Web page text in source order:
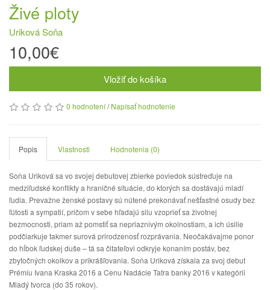
Živé ploty
Uriková Soňa
10,00€
Vložiť do košíka
0 hodnotení/Napísať hodnotenie
Popis Vlastnosti Hodnotenia (0)
Soňa Uriková sa vo svojej debutovej zbierke poviedok sústreďuje na
medziľudské konflikty a hraničné situácie, do ktorých sa dostávajú mladí
ľudia. Prevažne ženské postavy sú nútené prekonávať nešťastné osudy bez
ľútosti a sympatií, pričom v sebe hľadajú silu vzoprieť sa životnej
bezmocnosti, priam až pomstiť sa nepriaznivým okolnostiam, a ich úsilie
podčiarkuje takmer surová prirodzenosť rozprávania. Neočakávajme ponor
do hĺbok ľudskej duše – tá sa čitateľovi odkryje konaním postáv, bez
zbytočných okolkov a prikrášľovania. Soňa Uriková získala za svoj debut
Prémiu Ivana Kraska 2016 a Cenu Nadácie Tatra banky 2016 v kategórii
Mladý tvorca (do 35 rokov).